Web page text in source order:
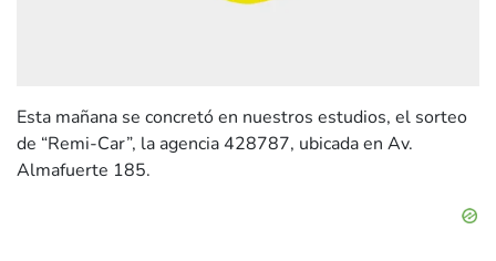
Esta mañana se concretó en nuestros estudios, el sorteo
de “Remi-Car”, la agencia 428787, ubicada en Av.
Almafuerte 185.